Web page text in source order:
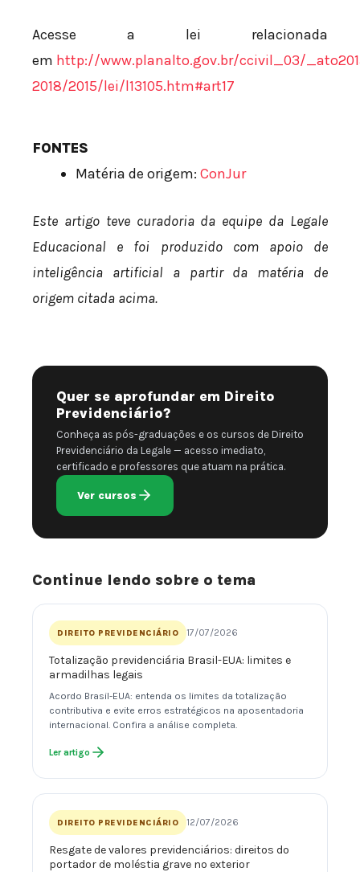
Acesse a lei relacionada
em http://www.planalto.gov.br/ccivil_03/
2018/2015/lei/l13105.htm#art17
FONTES
Matéria de origem: ConJur
Este artigo teve curadoria da equipe da Legale
Educacional e foi produzido com apoio de
inteligência artificial a partir da matéria de
origem citada acima.
Quer se aprofundar em Direito
Previdenciário?
Conheça as pós-graduações e os cursos de Direito
Previdenciário da Legale — acesso imediato,
certificado e professores que atuam na prática.
Ver cursos
Continue lendo sobre o tema
DIREITO PREVIDENCIÁRIO 17/07/2026
Totalização previdenciária Brasil-EUA: limites e
armadilhas legais
Acordo Brasil-EUA: entenda os limites da totalização
contributiva e evite erros estratégicos na aposentadoria
internacional. Confira a análise completa.
Ler artigo
DIREITO PREVIDENCIÁRIO 12/07/2026
Resgate de valores previdenciários: direitos do
portador de moléstia grave no exterior